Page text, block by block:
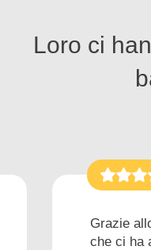
Loro ci
Grazie
che ci ha